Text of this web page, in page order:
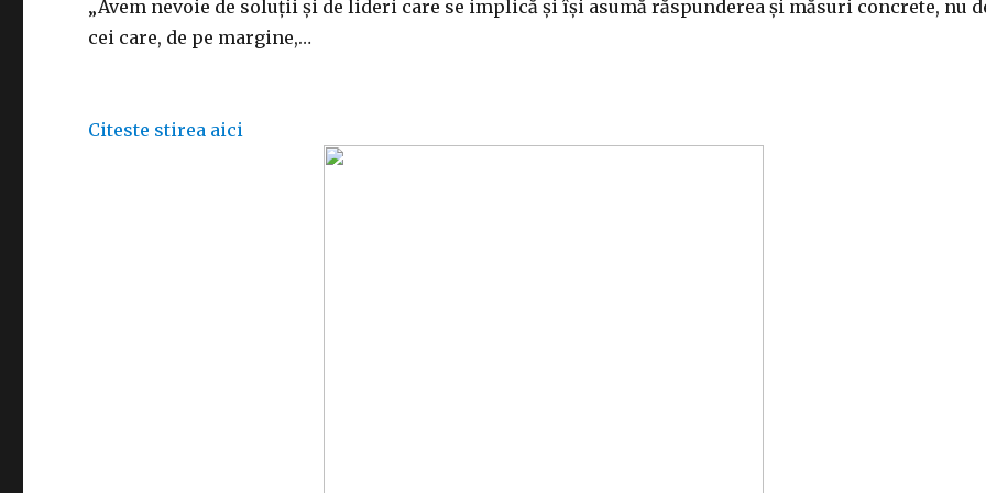
„Avem nevoie de soluții și de lideri care se implică și își asumă răspunderea și măsuri concrete, nu
cei care, de pe margine,…
Citeste stirea aici